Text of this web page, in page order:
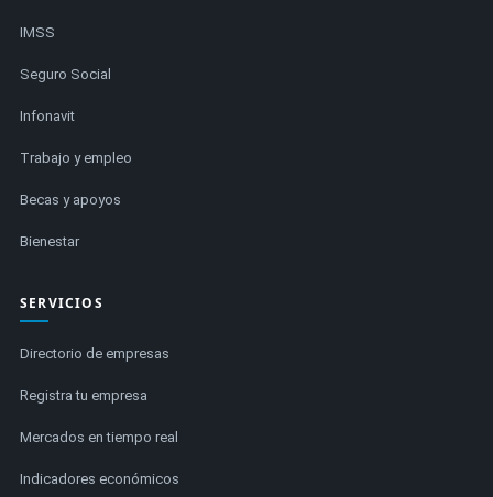
IMSS
Seguro Social
Infonavit
Trabajo y empleo
Becas y apoyos
Bienestar
SERVICIOS
Directorio de empresas
Registra tu empresa
Mercados en tiempo real
Indicadores económicos